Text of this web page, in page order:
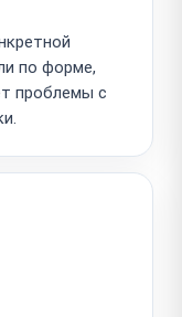
по форме,
проблемы с